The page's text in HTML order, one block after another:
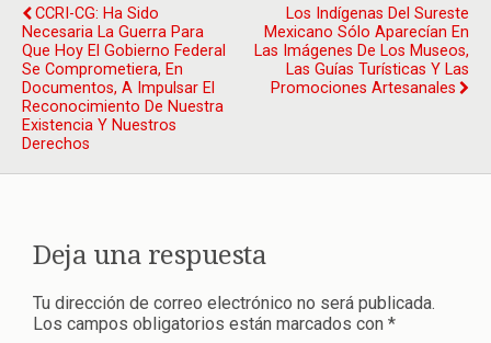
CCRI-CG: Ha Sido
Necesaria La Guerra Para
Que Hoy El Gobierno Federal
Se Comprometiera, En
Documentos, A Impulsar El
Reconocimiento De Nuestra
Existencia Y Nuestros
Derechos
Los Indígenas Del Sureste
Mexicano Sólo Aparecían En
Las Imágenes De Los Museos,
Las Guías Turísticas Y Las
Promociones Artesanales
Deja una respuesta
Tu dirección de correo electrónico no será publicada.
Los campos obligatorios están marcados con *